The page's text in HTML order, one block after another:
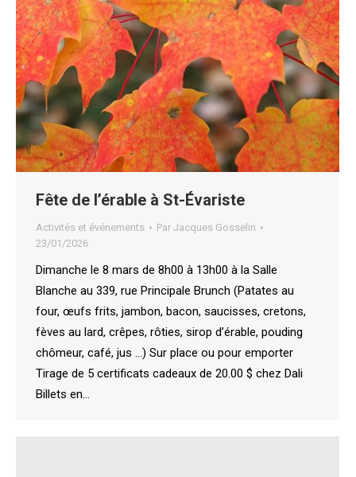
Fête de l’érable à St-Évariste
Activités et événements Par Jacques Gosselin
23/01/2026
Dimanche le 8 mars de 8h00 à 13h00 à la Salle
Blanche au 339, rue Principale Brunch (Patates au
four, œufs frits, jambon, bacon, saucisses, cretons,
fèves au lard, crêpes, rôties, sirop d’érable, pouding
chômeur, café, jus …) Sur place ou pour emporter
Tirage de 5 certificats cadeaux de 20.00 $ chez Dali
Billets en…